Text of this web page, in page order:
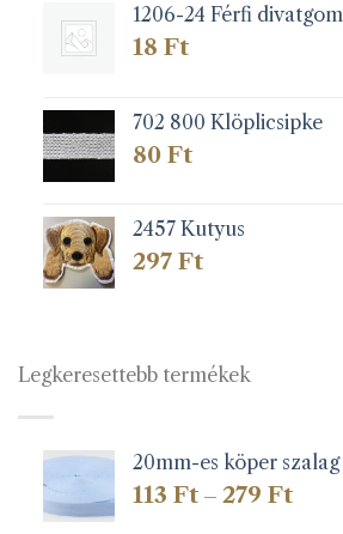
1206-24 Férfi
18 Ft
702 800 Klöplicsipke
80 Ft
2457 Kutyus
297 Ft
Legkeresettebb termékek
20mm-es köper
113 Ft – 279 Ft